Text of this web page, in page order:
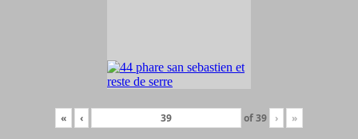
« ‹ of39 › »